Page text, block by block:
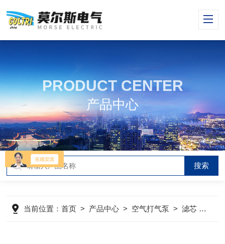
PRODUCT CENTER
产品中心
当前位置：首页 > 产品中心 > 空气打气泵 >滤芯